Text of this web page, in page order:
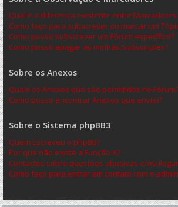
Qual é a diferença existente entre
Como faço para subscrever ou marcar um
Como posso subscrever um Fórum específico?
Como posso apagar as minhas Subscrições?
Sobre os Anexos
Quais os Anexos que são permitidos no
Como posso encontrar Anexos que enviei?
Sobre o Sistema phpBB3
Quem Escreveu o phpBB?
Por que não existe a Função X?
Contactos sobre questões abusivas e/ou
Como faço para entrar em contato com o